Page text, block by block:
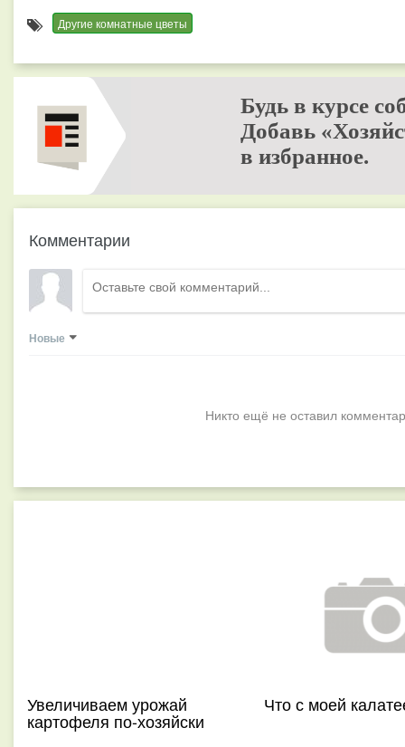
Другие комнатные цветы
Будь в курсе
Добавь
в избранное.
Комментарии
Новые
Никто ещё не оставил
Увеличиваем урожай
картофеля по-хозяйски
Что с моей